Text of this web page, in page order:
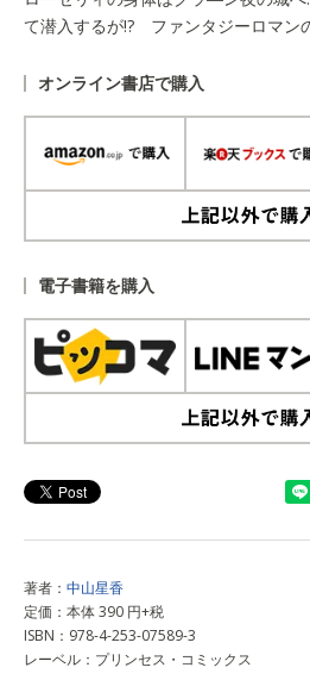
て潜入するが!? ファンタジーロマン
オンライン書店で購入
電子書籍を購入
著者： 中山星香
定価：本体 390 円+税
ISBN：978-4-253-07589-3
レーベル：プリンセス・コミックス